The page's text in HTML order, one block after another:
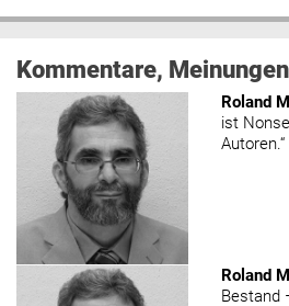
Kommentare,
Roland
ist
Autoren.“
Roland
Bestand